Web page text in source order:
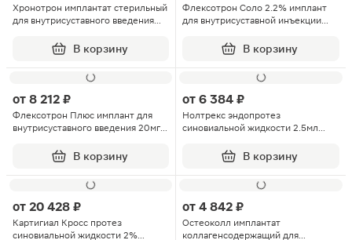
Хронотрон имплантат стерильный
для внутрисуставного введения
В корзину
Флексотрон Соло 2.2% имплант
для внутрисуставной инъекции
В корзину
от 8 212 ₽
Флексотрон Плюс имплант для
внутрисуставного введения 20мг/
В корзину
от 6 384 ₽
Нолтрекс эндопротез
синовиальной жидкости 2.5мл
В корзину
от 20 428 ₽
Картигиал Кросс протез
синовиальной жидкости 2%
от 4 842 ₽
Остеоколл имплантат
коллагенсодержащий для